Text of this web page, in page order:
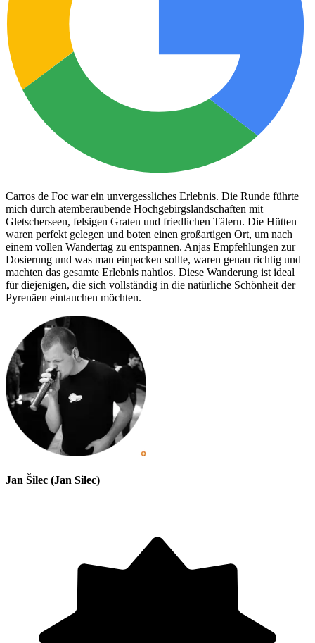
Carros de Foc war ein unvergessliches Erlebnis. Die Runde führte
mich durch atemberaubende Hochgebirgslandschaften mit
Gletscherseen, felsigen Graten und friedlichen Tälern. Die Hütten
waren perfekt gelegen und boten einen großartigen Ort, um nach
einem vollen Wandertag zu entspannen. Anjas Empfehlungen zur
Dosierung und was man einpacken sollte, waren genau richtig und
machten das gesamte Erlebnis nahtlos. Diese Wanderung ist ideal
für diejenigen, die sich vollständig in die natürliche Schönheit der
Pyrenäen eintauchen möchten.
Jan Šilec (Jan Silec)